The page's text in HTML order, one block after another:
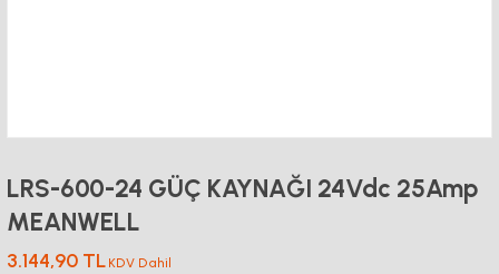
LRS-600-24 GÜÇ KAYNAĞI 24Vdc 25Amp
MEANWELL
3.144,90 TL KDV Dahil